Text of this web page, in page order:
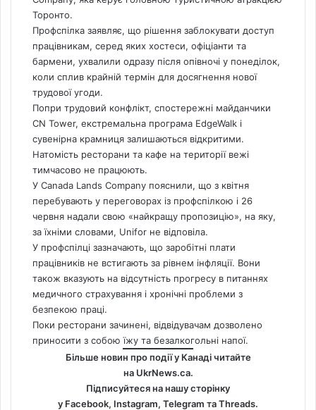
Торонто.
Профспілка заявляє, що рішення заблокувати доступ
працівникам, серед яких хостеси, офіціанти та
бармени, ухвалили одразу після опівночі у понеділок,
коли сплив крайній термін для досягнення нової
трудової угоди.
Попри трудовий конфлікт, спостережні майданчики
CN Tower, екстремальна програма EdgeWalk і
сувенірна крамниця залишаються відкритими.
Натомість ресторани та кафе на території вежі
тимчасово не працюють.
У Canada Lands Company пояснили, що з квітня
перебувають у переговорах із профспілкою і 26
червня надали свою «найкращу пропозицію», на яку,
за їхніми словами, Unifor не відповіла.
У профспілці зазначають, що заробітні плати
працівників не встигають за рівнем інфляції. Вони
також вказують на відсутність прогресу в питаннях
медичного страхування і хронічні проблеми з
безпекою праці.
Поки ресторани зачинені, відвідувачам дозволено
приносити з собою їжу та безалкогольні напої.
Більше новин про події у Канаді читайте
на UkrNews.ca.
Підписуйтеся на нашу сторінку
у Facebook, Instagram, Telegram таThreads.